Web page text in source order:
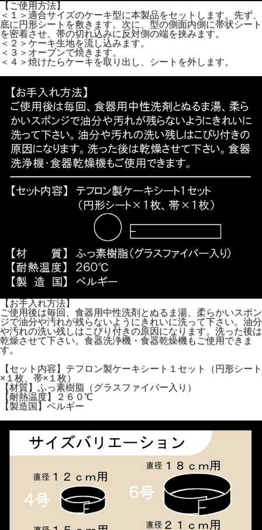
【ご使用方法】
＜１＞適合サイズのケーキ型に本製品をセットします。先ず、
底に円形シートを敷きます。次に、型の側面内側に帯状シート
を密着させ、帯の切れ込みに反対側の端を挟みます。
＜２＞ケーキ生地を流し込みます。
＜３＞オーブンで焼きます。
＜４＞焼けたらケーキを取り出し、シートを外します。
【お手入れ方法】
ご使用後は毎回、食器用中性洗剤とぬるま湯、柔らかいスポン
ジで油分や汚れが残らないようにきれいに洗って下さい。油分
や汚れの洗い残しはこびり付きの原因になります。洗った後は
乾燥させて下さい。食器洗浄機・食器乾燥機もご使用できま
す。
【セット内容】テフロン製ケーキシート１セット（円形シート
×１枚、帯×１枚）
【材質】ふっ素樹脂（グラスファイバー入り）
【耐熱温度】２６０℃
【製造国】ベルギー